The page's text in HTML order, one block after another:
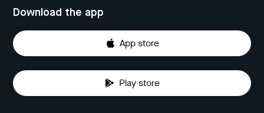
Download the app
App store
Play store